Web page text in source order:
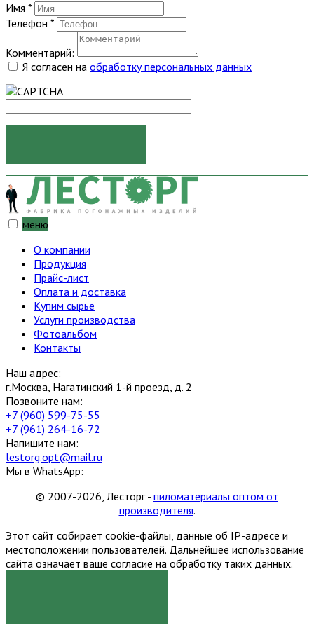
Имя *
Телефон *
Комментарий:
Я согласен на обработку персональных данных
меню
О компании
Продукция
Прайс-лист
Оплата и доставка
Купим сырье
Услуги производства
Фотоальбом
Контакты
Наш адрес:
г.Москва, Нагатинский 1-й проезд, д. 2
Позвоните нам:
+7 (960) 599-75-55
+7 (961) 264-16-72
Напишите нам:
lestorg.opt@mail.ru
Мы в WhatsApp:
© 2007-2026, Лесторг - пиломатериалы оптом от
производителя.
Этот сайт собирает cookie-файлы, данные об IP-адресе и
местоположении пользователей. Дальнейшее использование
сайта означает ваше согласие на обработку таких данных.